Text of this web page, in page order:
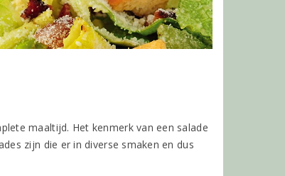
maaltijd. Het kenmerk van een salade
zijn die er in diverse smaken en dus